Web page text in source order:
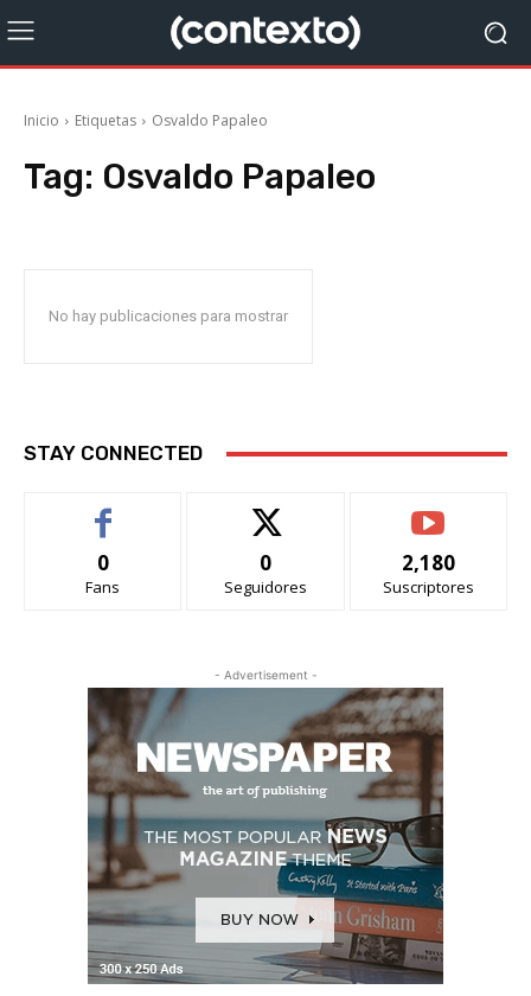
Inicio Etiquetas Osvaldo Papaleo
Tag: Osvaldo Papaleo
No hay publicaciones para mostrar
STAY CONNECTED
0
Fans
0
Seguidores
2,180
Suscriptores
- Advertisement -